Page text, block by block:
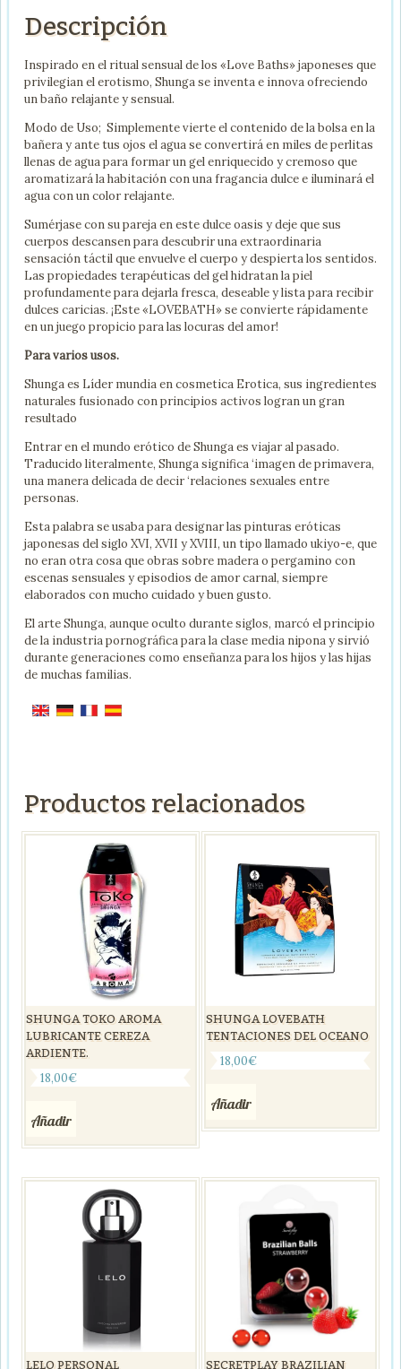
Descripción
Inspirado en el ritual sensual de los «Love Baths» japoneses que
privilegian el erotismo, Shunga se inventa e innova ofreciendo
un baño relajante y sensual.
Modo de Uso; Simplemente vierte el contenido de la bolsa en la
bañera y ante tus ojos el agua se convertirá en miles de perlitas
llenas de agua para formar un gel enriquecido y cremoso que
aromatizará la habitación con una fragancia dulce e iluminará el
agua con un color relajante.
Sumérjase con su pareja en este dulce oasis y deje que sus
cuerpos descansen para descubrir una extraordinaria
sensación táctil que envuelve el cuerpo y despierta los sentidos.
Las propiedades terapéuticas del gel hidratan la piel
profundamente para dejarla fresca, deseable y lista para recibir
dulces caricias. ¡Este «LOVEBATH» se convierte rápidamente
en un juego propicio para las locuras del amor!
Para varios usos.
Shunga es Líder mundia en cosmetica Erotica, sus ingredientes
naturales fusionado con principios activos logran un gran
resultado
Entrar en el mundo erótico de Shunga es viajar al pasado.
Traducido literalmente, Shunga significa ‘imagen de primavera,
una manera delicada de decir ‘relaciones sexuales entre
personas.
Esta palabra se usaba para designar las pinturas eróticas
japonesas del siglo XVI, XVII y XVIII, un tipo llamado ukiyo-e, que
no eran otra cosa que obras sobre madera o pergamino con
escenas sensuales y episodios de amor carnal, siempre
elaborados con mucho cuidado y buen gusto.
El arte Shunga, aunque oculto durante siglos, marcó el principio
de la industria pornográfica para la clase media nipona y sirvió
durante generaciones como enseñanza para los hijos y las hijas
de muchas familias.
Productos relacionados
SHUNGA TOKO AROMA
LUBRICANTE CEREZA
ARDIENTE.
18,00€
Añadir
SHUNGA LOVEBATH
TENTACIONES DEL OCEANO
18,00€
Añadir